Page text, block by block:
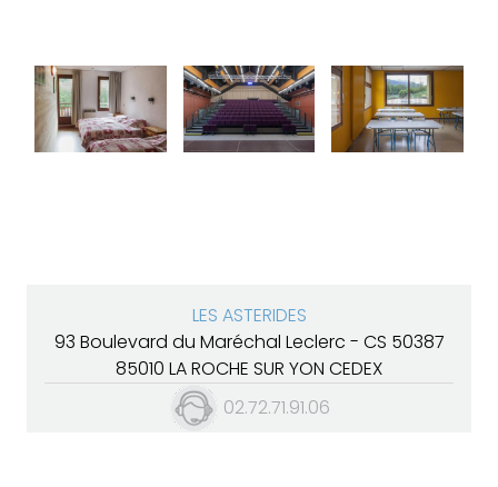
LES ASTERIDES
93 Boulevard du Maréchal Leclerc - CS 50387
85010 LA ROCHE SUR YON CEDEX
02.72.71.91.06